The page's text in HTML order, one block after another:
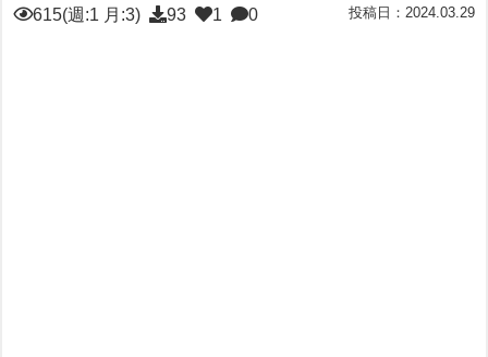
615(週:1 月:3) 93 1 0 投稿日：2024.03.29